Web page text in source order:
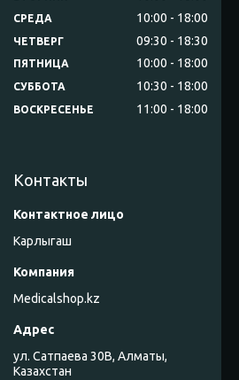
СРЕДА 10:00 18:00
ЧЕТВЕРГ 09:30 18:30
ПЯТНИЦА 10:00 18:00
СУББОТА 10:30 18:00
ВОСКРЕСЕНЬЕ 11:00 18:00
Контакты
Карлыгаш
Medicalshop.kz
ул. Сатпаева 30В, Алматы,
Казахстан